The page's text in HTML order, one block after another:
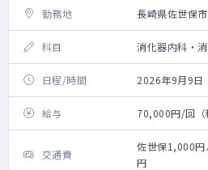
勤務地 長崎県佐世保市
科目 消化器内科・
日程/時間 2026年9月9日
給与 70,000円/回（
交通費
佐世保1,000円
円